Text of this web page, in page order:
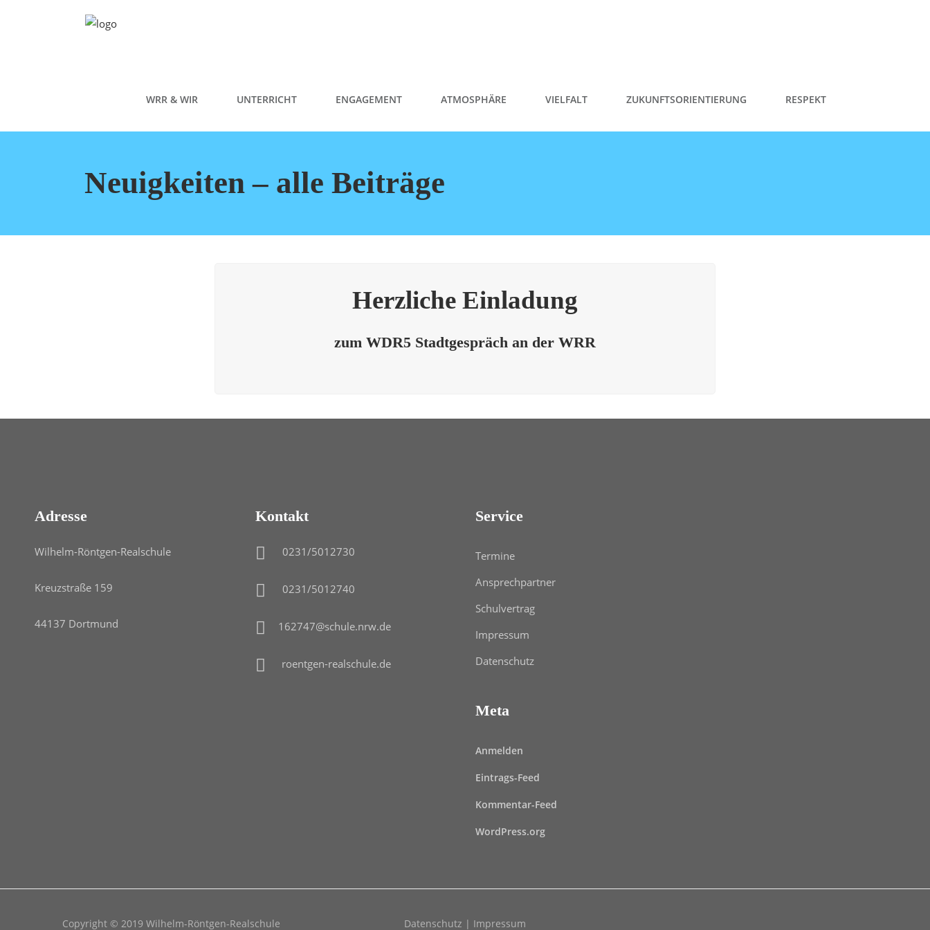
WRR & WIR UNTERRICHT ENGAGEMENT ATMOSPHÄRE VIELFALT ZUKUNFTSORIENTIERUNG RESPEKT
Neuigkeiten – alle Beiträge
Herzliche Einladung
zum WDR5 Stadtgespräch an der WRR
Adresse
Wilhelm-Röntgen-Realschule
Kreuzstraße 159
44137 Dortmund
Kontakt
0231/5012730
0231/5012740
162747@schule.nrw.de
roentgen-realschule.de
Service
Termine
Ansprechpartner
Schulvertrag
Impressum
Datenschutz
Meta
Anmelden
Eintrags-Feed
Kommentar-Feed
WordPress.org
Copyright © 2019 Wilhelm-Röntgen-Realschule Datenschutz | Impressum